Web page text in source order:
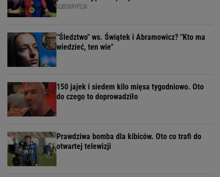
SUBSKRYPCJA
"Śledztwo" ws. Świątek i Abramowicz? "Kto ma
wiedzieć, ten wie"
150 jajek i siedem kilo mięsa tygodniowo. Oto
do czego to doprowadziło
Prawdziwa bomba dla kibiców. Oto co trafi do
otwartej telewizji